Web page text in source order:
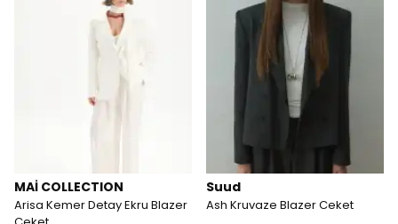
MAİ COLLECTION
Arisa Kemer Detay Ekru Blazer
Suud
Ash Kruvaze Blazer Ceket